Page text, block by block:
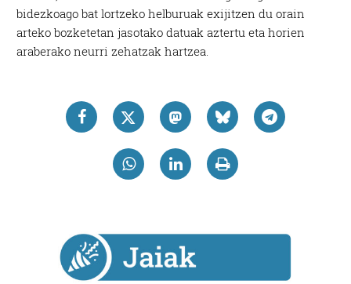
bidezkoago bat lortzeko helburuak exijitzen du orain
arteko bozketetan jasotako datuak aztertu eta horien
araberako neurri zehatzak hartzea.